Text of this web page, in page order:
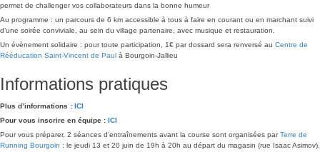
permet de challenger vos collaborateurs dans la bonne humeur
Au programme : un parcours de 6 km accessible à tous à faire en courant ou en marchant suivi
d’une soirée conviviale, au sein du village partenaire, avec musique et restauration.
Un évènement solidaire : pour toute participation, 1€ par dossard sera renversé au Centre de
Rééducation Saint-Vincent de Paul à Bourgoin-Jallieu
Informations pratiques
Plus d’informations : ICI
Pour vous inscrire en équipe : ICI
Pour vous préparer, 2 séances d’entraînements avant la course sont organisées parTerre de
Running Bourgoin : le jeudi 13 et 20 juin de 19h à 20h au départ du magasin (rue Isaac Asimov).